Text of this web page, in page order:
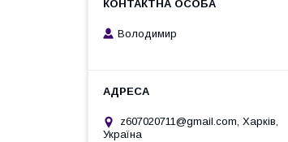
Володимир
z607020711@gmail.com, Харків,
Україна